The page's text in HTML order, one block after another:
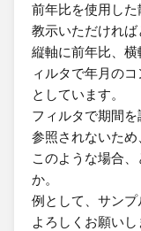
前年比を使用し
教示いただければ
縦軸に前年比、
ィルタで年月の
としています。
フィルタで期間
参照されないため
このような場合
か。
例として、サンプ
よろしくお願いし